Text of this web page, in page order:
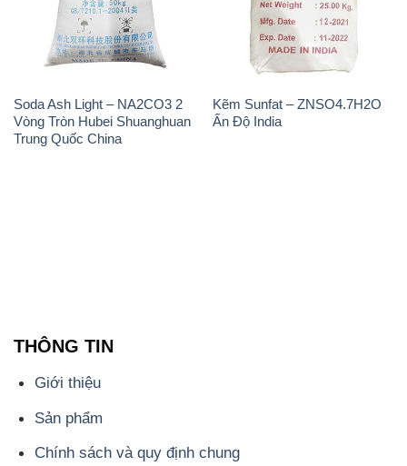
Soda Ash Light – NA2CO3 2
Vòng Tròn Hubei Shuanghuan
Trung Quốc China
Kẽm Sunfat – ZNSO4.7H2O
Ấn Độ India
THÔNG TIN
Giới thiệu
Sản phẩm
Chính sách và quy định chung